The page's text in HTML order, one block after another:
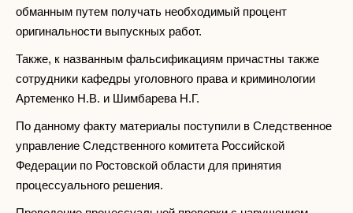
обманным путем получать необходимый процент
оригинальности выпускных работ.
Также, к названным фальсификациям причастны также
сотрудники кафедры уголовного права и криминологии
Артеменко Н.В. и Шимбарева Н.Г.
По данному факту материалы поступили в Следственное
управление Следственного комитета Российской
Федерации по Ростовской области для принятия
процессуального решения.